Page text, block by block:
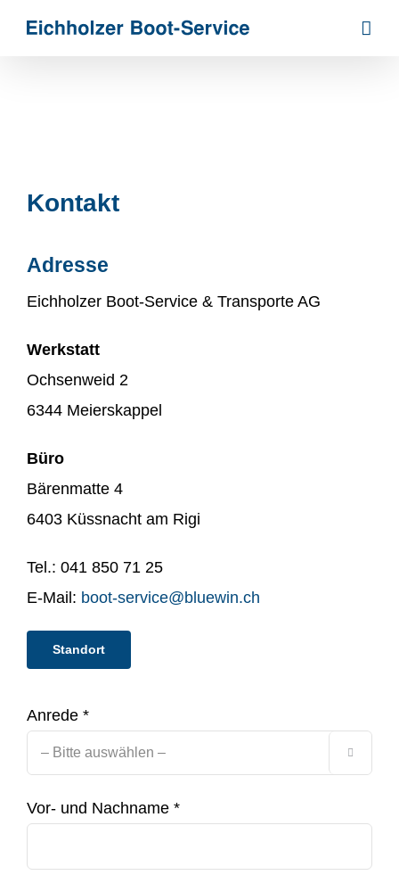
Kontakt
Adresse
Eichholzer Boot-Service & Transporte AG
Werkstatt
Ochsenweid 2
6344 Meierskappel
Büro
Bärenmatte 4
6403 Küssnacht am Rigi
Tel.: 041 850 71 25
E-Mail: boot-service@bluewin.ch
Standort
Anrede *

Vor- und Nachname *